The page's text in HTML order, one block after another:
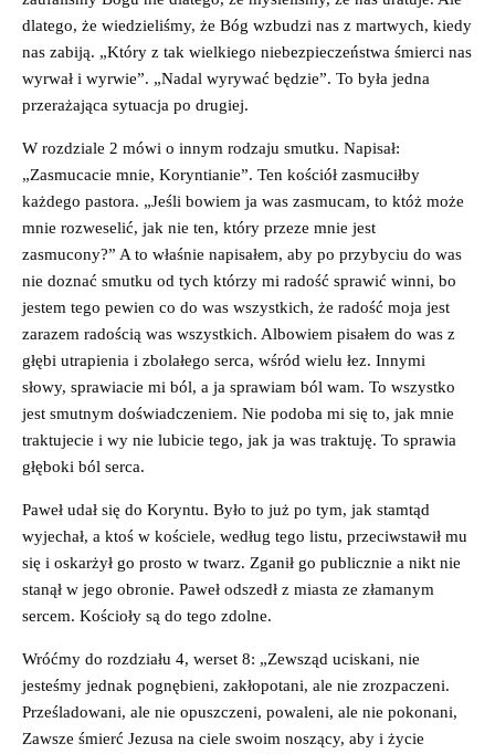
dlatego, że wiedzieliśmy, że Bóg wzbudzi nas z martwych, kiedy
nas zabiją. „Który z tak wielkiego niebezpieczeństwa śmierci nas
wyrwał i wyrwie”. „Nadal wyrywać będzie”. To była jedna
przerażająca sytuacja po drugiej.
W rozdziale 2 mówi o innym rodzaju smutku. Napisał:
„Zasmucacie mnie, Koryntianie”. Ten kościół zasmuciłby
każdego pastora. „Jeśli bowiem ja was zasmucam, to któż może
mnie rozweselić, jak nie ten, który przeze mnie jest
zasmucony?” A to właśnie napisałem, aby po przybyciu do was
nie doznać smutku od tych którzy mi radość sprawić winni, bo
jestem tego pewien co do was wszystkich, że radość moja jest
zarazem radością was wszystkich. Albowiem pisałem do was z
głębi utrapienia i zbolałego serca, wśród wielu łez. Innymi
słowy, sprawiacie mi ból, a ja sprawiam ból wam. To wszystko
jest smutnym doświadczeniem. Nie podoba mi się to, jak mnie
traktujecie i wy nie lubicie tego, jak ja was traktuję. To sprawia
głęboki ból serca.
Paweł udał się do Koryntu. Było to już po tym, jak stamtąd
wyjechał, a ktoś w kościele, według tego listu, przeciwstawił mu
się i oskarżył go prosto w twarz. Zganił go publicznie a nikt nie
stanął w jego obronie. Paweł odszedł z miasta ze złamanym
sercem. Kościoły są do tego zdolne.
Wróćmy do rozdziału 4, werset 8: „Zewsząd uciskani, nie
jesteśmy jednak pognębieni, zakłopotani, ale nie zrozpaczeni.
Prześladowani, ale nie opuszczeni, powaleni, ale nie pokonani,
Zawsze śmierć Jezusa na ciele swoim noszący, aby i życie